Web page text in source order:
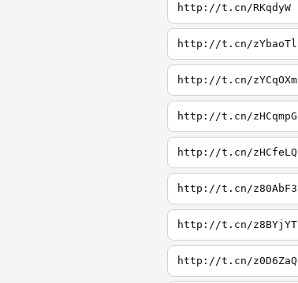
http://t.cn/RKqdyW
http://t.cn/zYbaoTl
http://t.cn/zYCqOXm
http://t.cn/zHCqmpG
http://t.cn/zHCfeLQ
http://t.cn/z80AbF3
http://t.cn/z8BYjYT
http://t.cn/z0D6ZaQ